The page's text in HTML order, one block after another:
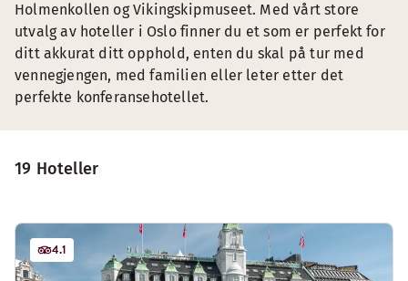
19 Hoteller
4.1
Holmenkollen og Vikingskipmuseet. Med vårt store
utvalg av hoteller i Oslo finner du et som er perfekt for
ditt akkurat ditt opphold, enten du skal på tur med
vennegjengen, med familien eller leter etter det
perfekte konferansehotellet.